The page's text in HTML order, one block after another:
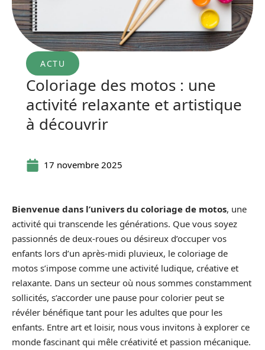
ACTU
Coloriage des motos : une
activité relaxante et artistique
à découvrir
17 novembre 2025
Bienvenue dans l’univers du coloriage de motos, une
activité qui transcende les générations. Que vous soyez
passionnés de deux-roues ou désireux d’occuper vos
enfants lors d’un après-midi pluvieux, le coloriage de
motos s’impose comme une activité ludique, créative et
relaxante. Dans un secteur où nous sommes constamment
sollicités, s’accorder une pause pour colorier peut se
révéler bénéfique tant pour les adultes que pour les
enfants. Entre art et loisir, nous vous invitons à explorer ce
monde fascinant qui mêle créativité et passion mécanique.